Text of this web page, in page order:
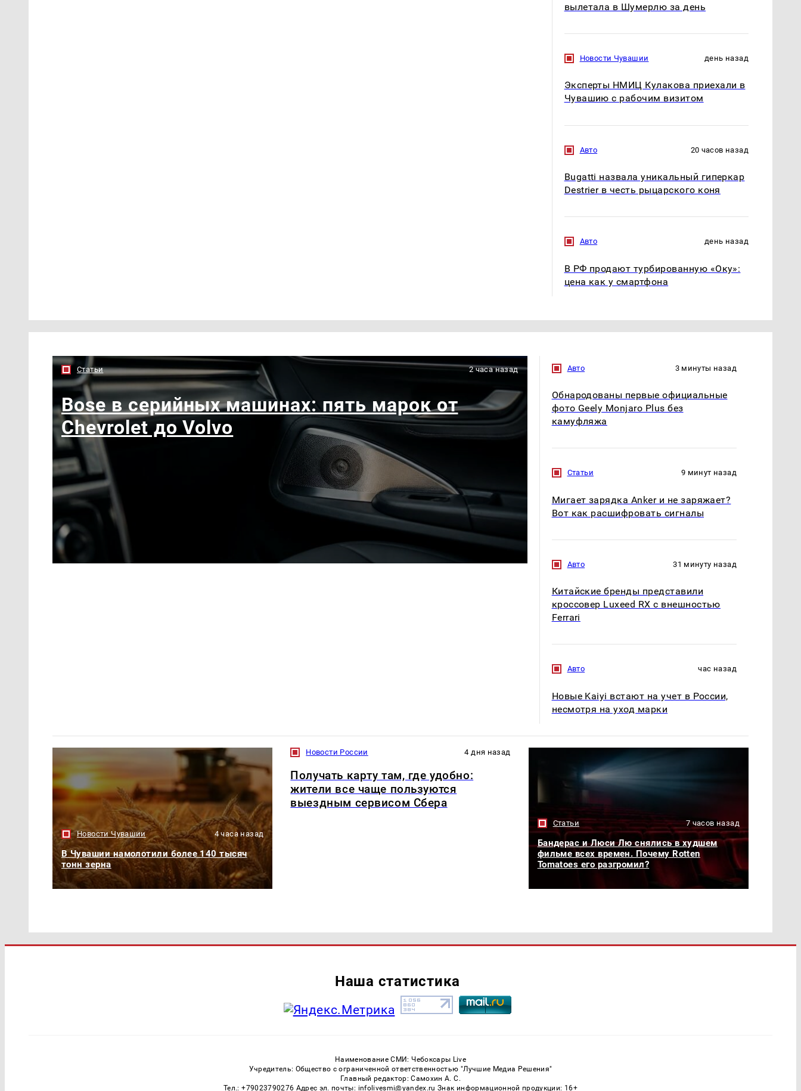
вылетала в Шумерлю за день
Новости Чувашии день назад
Эксперты НМИЦ Кулакова приехали в
Чувашию с рабочим визитом
Авто 20 часов назад
Bugatti назвала уникальный гиперкар
Destrier в честь рыцарского коня
Авто день назад
В РФ продают турбированную «Оку»:
цена как у смартфона
Статьи 2 часа назад
Bose в серийных машинах: пять марок от
Chevrolet до Volvo
Авто 3 минуты назад
Обнародованы первые официальные
фото Geely Monjaro Plus без
камуфляжа
Статьи 9 минут назад
Мигает зарядка Anker и не заряжает?
Вот как расшифровать сигналы
Авто 31 минуту назад
Китайские бренды представили
кроссовер Luxeed RX с внешностью
Ferrari
Авто час назад
Новые Kaiyi встают на учет в России,
несмотря на уход марки
Новости Чувашии 4 часа назад
В Чувашии намолотили более 140 тысяч
тонн зерна
Новости России 4 дня назад
Получать карту там, где удобно:
жители все чаще пользуются
выездным сервисом Сбера
Статьи 7 часов назад
Бандерас и Люси Лю снялись в худшем
фильме всех времен. Почему Rotten
Tomatoes его разгромил?
Наша статистика
Наименование СМИ: Чебоксары Live
Учредитель: Общество с ограниченной ответственностью "Лучшие Медиа Решения"
Главный редактор: Самохин А. С.
Тел.: +79023790276 Адрес эл. почты: infolivesmi@yandex.ru Знак информационной продукции: 16+